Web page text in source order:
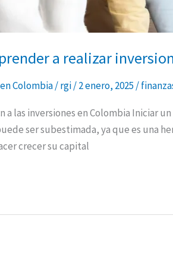
a realizar
Colombia/rgi/2 enero, 2025 /
a las inversiones en Colombia Iniciar
ser subestimada, ya que es una
crecer su capital